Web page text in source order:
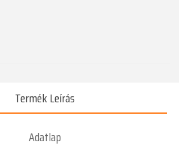
Termék Leírás
Adatlap